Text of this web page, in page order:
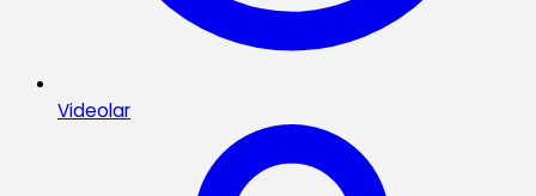
Videolar